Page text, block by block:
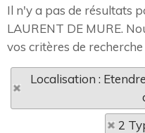
Il n'y a pas de résultats
LAURENT DE MURE.
vos critères de recherche
Localisation :
2